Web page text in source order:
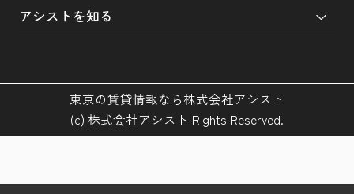
アシストを知る
東京の賃貸情報なら株式会社アシスト
(c) 株式会社アシスト Rights Reserved.